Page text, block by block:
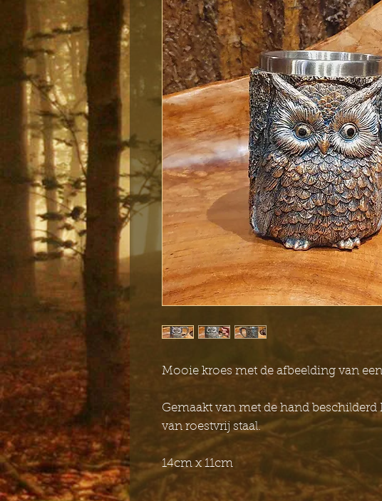
Mooie kroes met de afbeelding van
Gemaakt van met de hand
van roestvrij staal.
14cm x 11cm